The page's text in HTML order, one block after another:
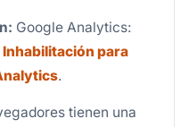
Google Analytics:
para
.
tienen una